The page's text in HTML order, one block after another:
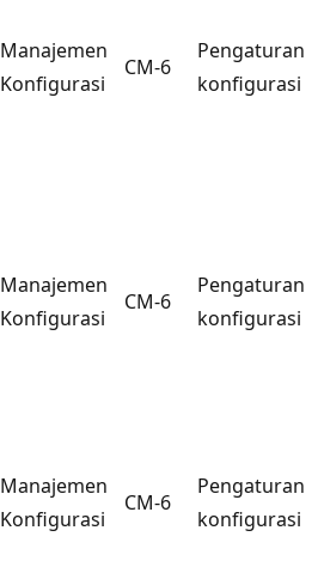
Manajemen
Konfigurasi
CM-6
Pengaturan
konfigurasi
Manajemen
Konfigurasi
CM-6
Pengaturan
konfigurasi
Manajemen
Konfigurasi
CM-6
Pengaturan
konfigurasi